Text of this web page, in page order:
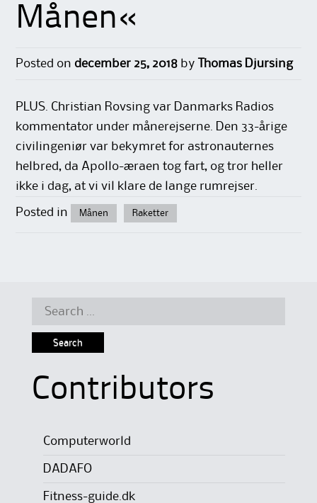
Månen«
Posted ondecember 25, 2018 by Thomas Djursing
PLUS. Christian Rovsing var Danmarks Radios
kommentator under månerejserne. Den 33-årige
civilingeniør var bekymret for astronauternes
helbred, da Apollo-æraen tog fart, og tror heller
ikke i dag, at vi vil klare de lange rumrejser.
Posted in Månen Raketter
Search
Contributors
Computerworld
DADAFO
Fitness-guide.dk